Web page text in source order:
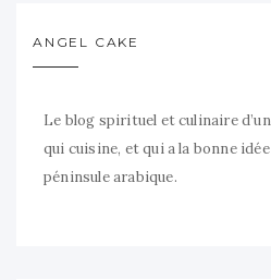
ANGEL CAKE
Le blog spirituel et culinaire
qui cuisine, et qui a la bonne
péninsule arabique.